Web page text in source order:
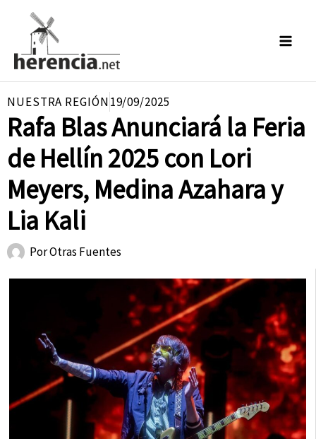
contenido
NUESTRA REGIÓN19/09/2025
Rafa Blas Anunciará la Feria
de Hellín 2025 con Lori
Meyers, Medina Azahara y
Lia Kali
PorOtras Fuentes